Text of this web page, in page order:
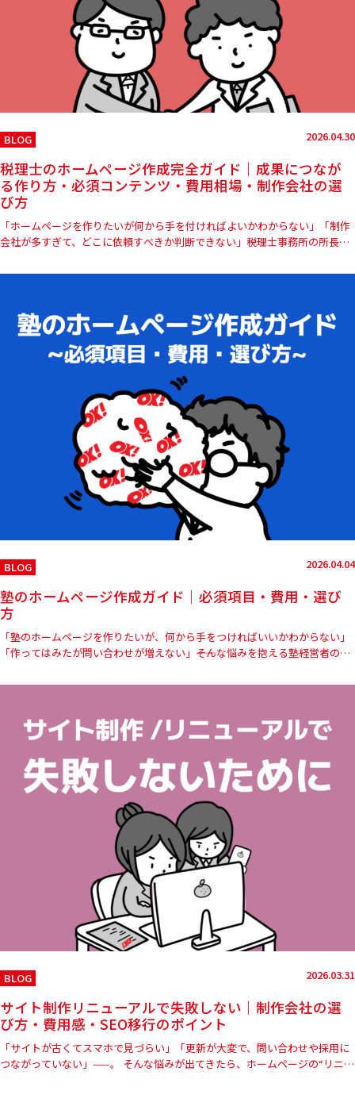
BLOG 2026.04.30
税理士のホームページ作成完全ガイド｜成果につなが
る作り方・必須コンテンツ・費用相場・制作会社の選
び方
「ホームページを作りたいが何から手を付ければよいかわからない」「制作
会社が多すぎて、どこに依頼すべきか判断できない」――税理士事務所の所長や
BLOG 2026.04.04
塾のホームページ作成ガイド｜必須項目・費用・選び
方
「塾のホームページを作りたいが、何から手をつければいいかわからない」
「作ってはみたが問い合わせが増えない」――そんな悩みを抱える塾経営者の方
BLOG 2026.03.31
サイト制作リニューアルで失敗しない｜制作会社の選
び方・費用感・SEO移行のポイント
「サイトが古くてスマホで見づらい」「更新が大変で、問い合わせや採用に
つながっていない」——。 そんな悩みが出てきたら、ホームページの“リニュ